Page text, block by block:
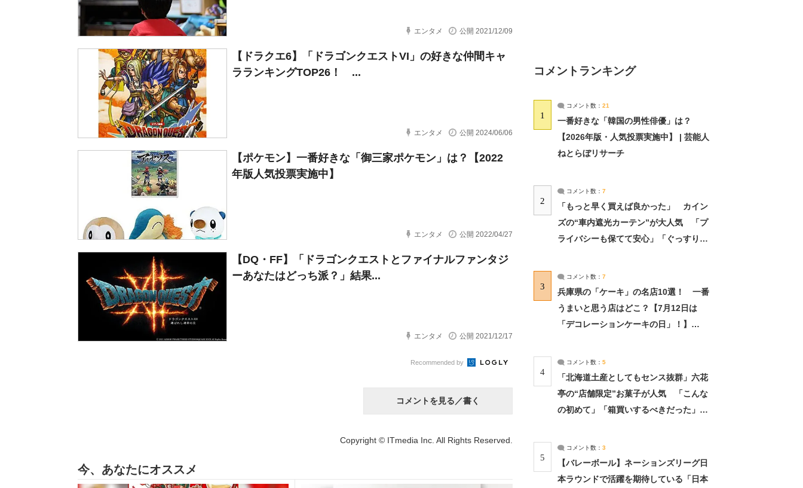
エンタメ 公開 2021/12/09
【ドラクエ6】「ドラゴンクエストVI」の好きな仲間キャ
ラランキングTOP26！ ...
エンタメ 公開 2024/06/06
【ポケモン】一番好きな「御三家ポケモン」は？【2022
年版人気投票実施中】
エンタメ 公開 2022/04/27
【DQ・FF】「ドラゴンクエストとファイナルファンタジ
ーあなたはどっち派？」結果...
エンタメ 公開 2021/12/17
Recommended by
コメントを見る／書く
Copyright © ITmedia Inc. All Rights Reserved.
今、あなたにオススメ
コメントランキング
1
コメント数： 21
一番好きな「韓国の男性俳優」は？
【2026年版・人気投票実施中】 | 芸能人
ねとらぼリサーチ
2
コメント数： 7
「もっと早く買えば良かった」 カイン
ズの“車内遮光カーテン”が大人気 「プ
ライバシーも保てて安心」「ぐっすり眠
3
コメント数： 7
兵庫県の「ケーキ」の名店10選！ 一番
うまいと思う店はどこ？【7月12日は
「デコレーションケーキの日」！】
4
コメント数： 5
「北海道土産としてもセンス抜群」六花
亭の“店舗限定”お菓子が人気 「こんな
の初めて」「箱買いするべきだった」
5
コメント数： 3
【バレーボール】ネーションズリーグ日
本ラウンドで活躍を期待している「日本